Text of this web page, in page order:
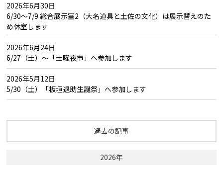
2026年6月30日
6/30～7/9 総合展示室2（大名道具と土佐の文化）は展示替えのた
め休室します
2026年6月24日
6/27（土）～「土曜夜市」へ参加します
2026年5月12日
5/30（土）「板垣退助生誕祭」へ参加します
過去の記事
2026年